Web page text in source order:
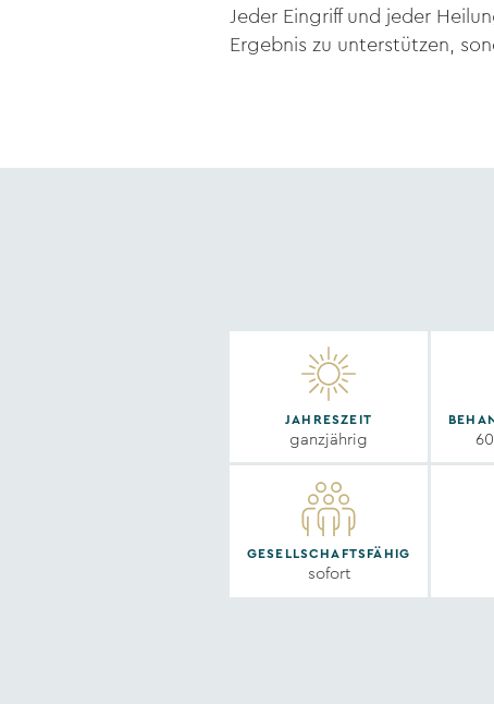
Jeder Eingriff und jeder
Ergebnis zu unterstützen,
JAHRESZEIT
ganzjährig
GESELLSCHAFTSFÄHIG
sofort